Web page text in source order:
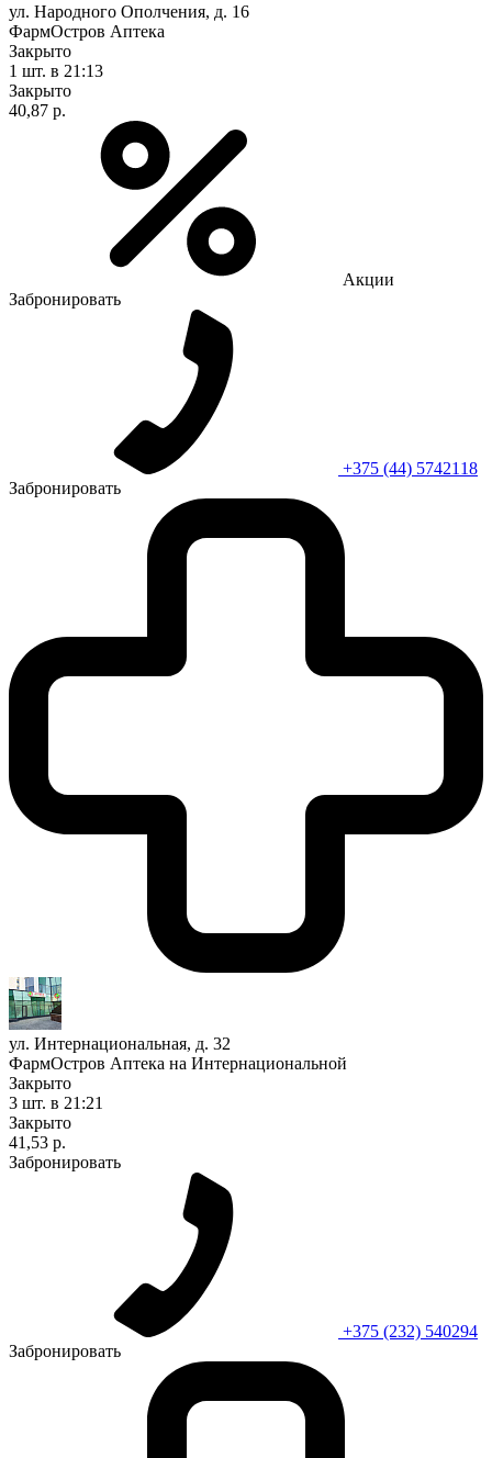
ул. Народного Ополчения, д. 16
ФармОстров Аптека
Закрыто
1 шт. в 21:13
Закрыто
40,87 р.
Акции
Забронировать
+375 (44) 5742118
Забронировать
ул. Интернациональная, д. 32
ФармОстров Аптека на Интернациональной
Закрыто
3 шт. в 21:21
Закрыто
41,53 р.
Забронировать
+375 (232) 540294
Забронировать